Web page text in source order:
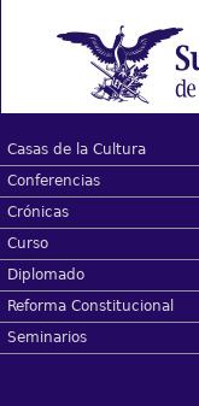
Casas de la Cultura
Conferencias
Crónicas
Curso
Diplomado
Reforma Constitucional
Seminarios